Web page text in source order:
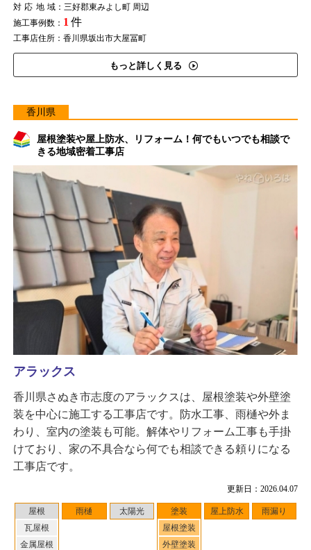
対応地域：三好郡東みよし町 周辺
施工事例数： 1 件
工事店住所：香川県坂出市大屋冨町
もっと詳しく見る
香川県
屋根塗装や屋上防水、リフォーム！何でもいつでも相談で
きる地域密着工事店
更新日：2026.04.07
屋根
瓦屋根
金属屋根
雨樋 太陽光
塗装
屋根塗装
外壁塗装
屋上防水 雨漏り
アラックス
香川県さぬき市志度のアラックスは、屋根塗装や外壁塗
装を中心に施工する工事店です。防水工事、雨樋や外ま
わり、室内の塗装も可能。解体やリフォーム工事も手掛
けており、家の不具合なら何でも相談できる頼りになる
工事店です。